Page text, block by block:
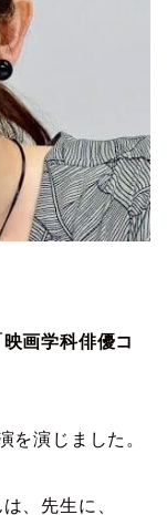
画学科俳優コ
を演じました。
、先生に、